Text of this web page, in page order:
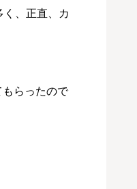
、正直、カ
らったので